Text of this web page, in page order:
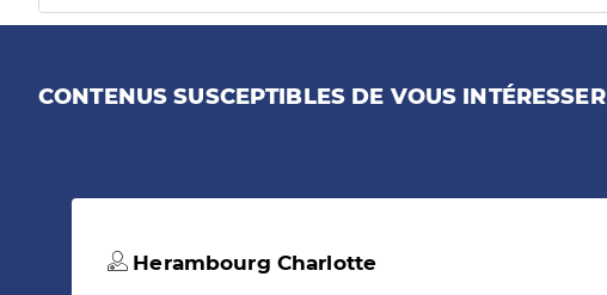
CONTENUS SUSCEPTIBLES DE VOUS INTÉRESSER
Herambourg Charlotte